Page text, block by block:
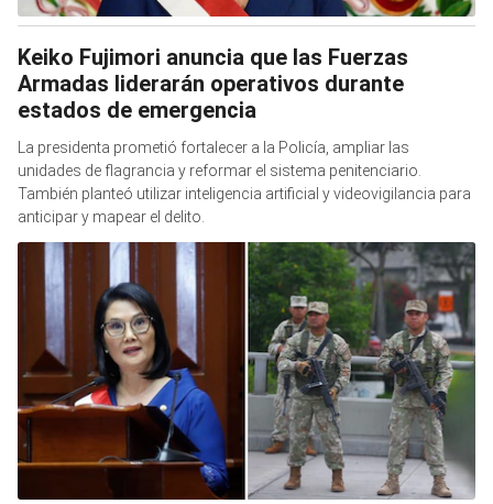
Keiko Fujimori anuncia que las Fuerzas
Armadas liderarán operativos durante
estados de emergencia
La presidenta prometió fortalecer a la Policía, ampliar las
unidades de flagrancia y reformar el sistema penitenciario.
También planteó utilizar inteligencia artificial y videovigilancia para
anticipar y mapear el delito.